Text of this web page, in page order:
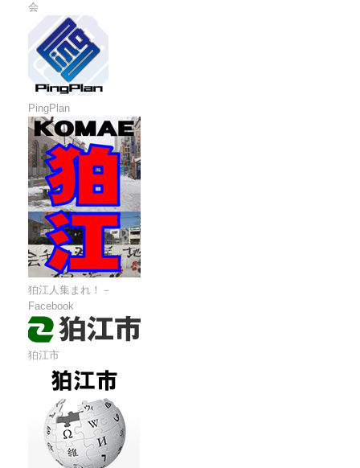
会
PingPlan
狛江人集まれ！－
Facebook
狛江市